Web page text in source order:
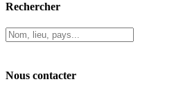
Rechercher
Nous contacter